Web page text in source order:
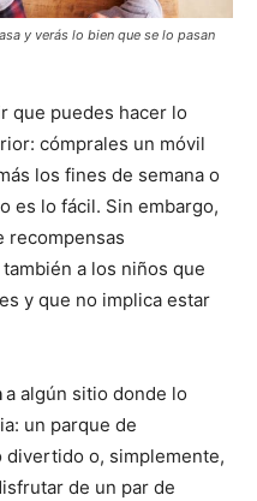
y verás lo bien que se lo pasan
que puedes hacer lo
cómprales un móvil
los fines de semana o
es lo fácil. Sin embargo,
recompensas
a los niños que
y que no implica estar
a algún sitio donde lo
un parque de
divertido o, simplemente,
de un par de